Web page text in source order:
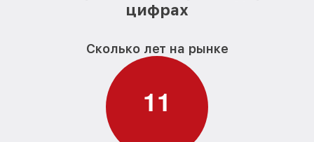
цифрах
Сколько лет на рынке
11